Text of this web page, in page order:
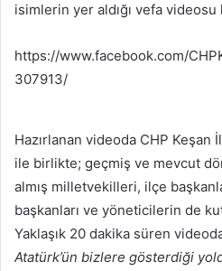
isimlerin yer aldığı vefa videosu
https://www.facebook.com/
307913/
Hazırlanan videoda CHP Keşan
ile birlikte; geçmiş ve mevcut
almış milletvekilleri, ilçe
başkanları ve yöneticilerin de
Yaklaşık 20 dakika süren
Atatürk’ün bizlere gösterdiği